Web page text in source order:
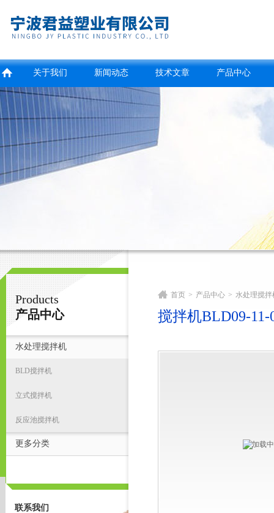
宁波君益塑业有限公司
关于我们 新闻动态 技术文章 产品中心
Products
产品中心
水处理搅拌机
BLD搅拌机
立式搅拌机
反应池搅拌机
更多分类
联系我们
首页 > 产品中心 > 水处理搅拌
搅拌机BLD09-11-